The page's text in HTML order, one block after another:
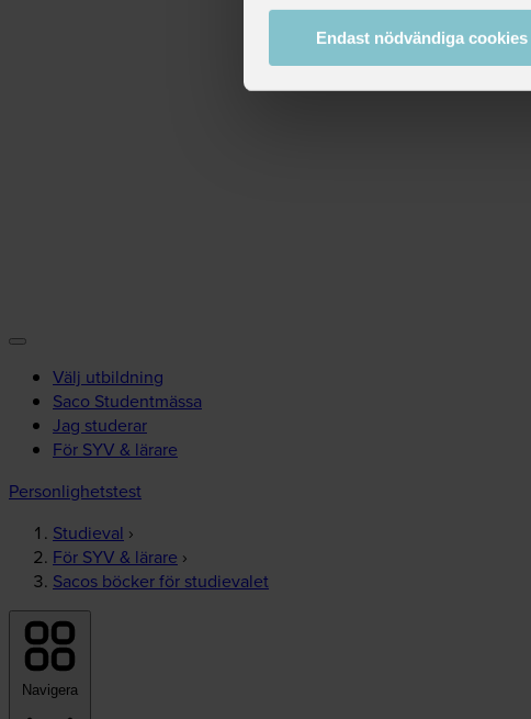
Endast nödvändiga cookies
Välj utbildning
Saco Studentmässa
Jag studerar
För SYV & lärare
Personlighetstest
Studieval ›
För SYV & lärare ›
Sacos böcker för studievalet
Navigera